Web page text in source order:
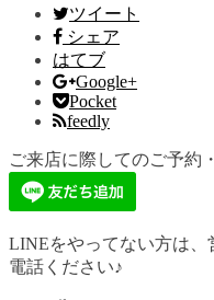
ツイート
シェア
はてブ
Google+
Pocket
feedly
ご来店に際してのご予約
LINEをやってない方は、
電話ください♪